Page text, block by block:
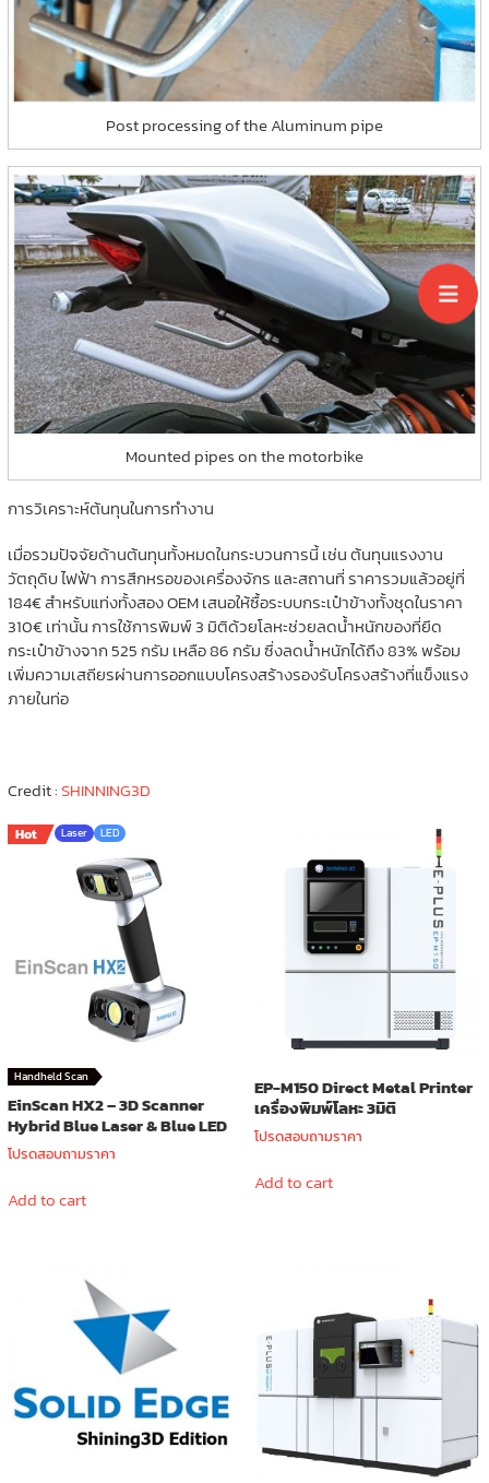
Post processing of the Aluminum pipe
Mounted pipes on the motorbike
การวิเคราะห์ต้นทุนในการทำงาน
เมื่อรวมปัจจัยด้านต้นทุนทั้งหมดในกระบวนการนี้ เช่น ต้นทุนแรงงาน
วัตถุดิบ ไฟฟ้า การสึกหรอของเครื่องจักร และสถานที่ ราคารวมแล้วอยู่ที่
184€ สำหรับแท่งทั้งสอง OEM เสนอให้ซื้อระบบกระเป๋าข้างทั้งชุดในราคา
310€ เท่านั้น การใช้การพิมพ์ 3 มิติด้วยโลหะช่วยลดน้ำหนักของที่ยึด
กระเป๋าข้างจาก 525 กรัม เหลือ 86 กรัม ซึ่งลดน้ำหนักได้ถึง 83% พร้อม
เพิ่มความเสถียรผ่านการออกแบบโครงสร้างรองรับโครงสร้างที่แข็งแรง
ภายในท่อ
Credit :SHINNING3D
Hot Laser LED
Handheld Scan
EinScan HX2 – 3D Scanner
Hybrid Blue Laser & Blue LED
โปรดสอบถามราคา
Add to cart
EP-M150 Direct Metal Printer
เครื่องพิมพ์โลหะ 3มิติ
โปรดสอบถามราคา
Add to cart